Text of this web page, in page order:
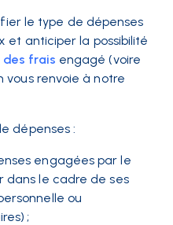
le type de dépenses
et anticiper la possibilité
des frais engagé (voire
vous renvoie à notre
dépenses :
engagées par le
dans le cadre de ses
ou
;